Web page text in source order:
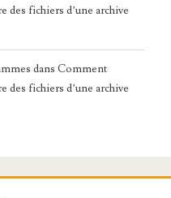
des fichiers d’une archive
dansComment
des fichiers d’une archive